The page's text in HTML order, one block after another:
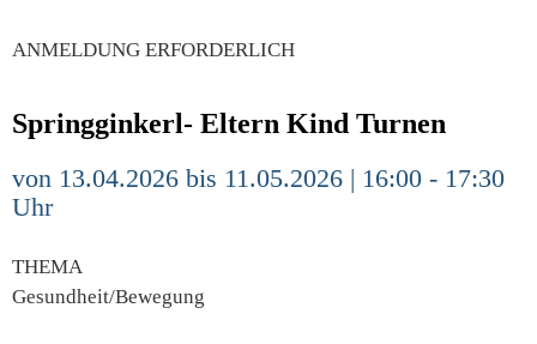
ANMELDUNG ERFORDERLICH
Springginkerl- Eltern Kind Turnen
von 13.04.2026 bis 11.05.2026 | 16:00 - 17:30
Uhr
THEMA
Gesundheit/Bewegung